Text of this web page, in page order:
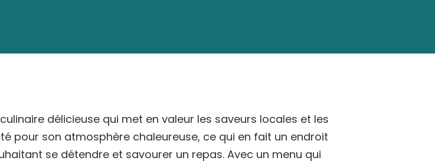
délicieuse qui met en valeur les saveurs locales et les
pour son atmosphère chaleureuse, ce qui en fait un endroit
se détendre et savourer un repas. Avec un menu qui